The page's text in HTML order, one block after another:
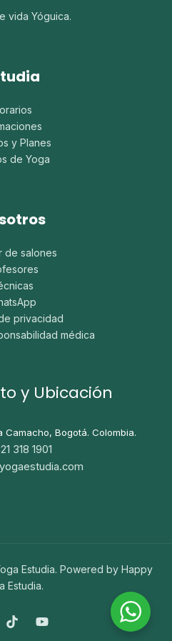
vida Yóguica.
y Planes
de Yoga
de salones
privacidad
médica
y Ubicación
Camacho, Bogotá. Colombia.
318 1901
Estudia. Powered by Happy
Estudia.